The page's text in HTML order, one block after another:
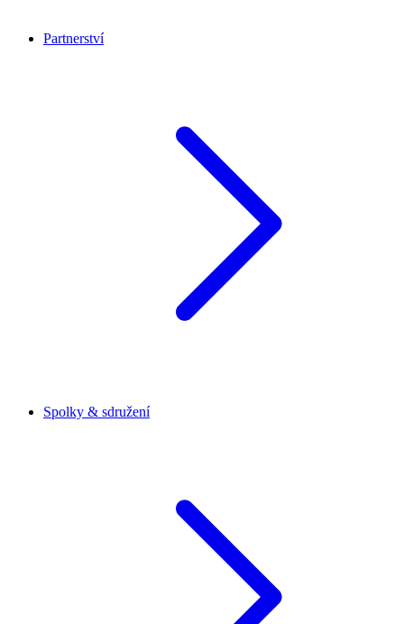
Partnerství
Spolky & sdružení